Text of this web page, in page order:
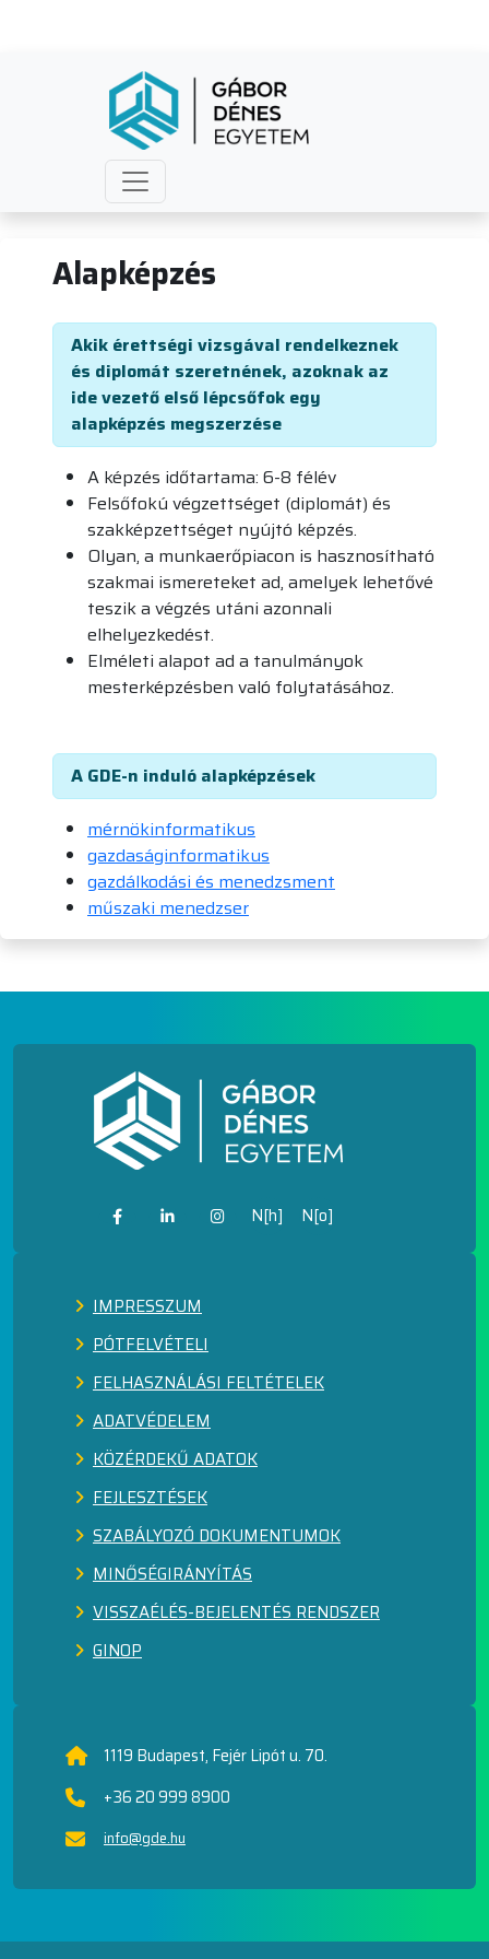
Alapképzés
Alapképzés
Akik érettségi vizsgával rendelkeznek
és diplomát szeretnének, azoknak az
ide vezető első lépcsőfok egy
alapképzés megszerzése
A képzés időtartama: 6-8 félév
Felsőfokú végzettséget (diplomát) és
szakképzettséget nyújtó képzés.
Olyan, a munkaerőpiacon is hasznosítható
szakmai ismereteket ad, amelyek lehetővé
teszik a végzés utáni azonnali
elhelyezkedést.
Elméleti alapot ad a tanulmányok
mesterképzésben való folytatásához.
A GDE-n induló alapképzések
mérnökinformatikus
gazdaságinformatikus
gazdálkodási és menedzsment
műszaki menedzser
N[h] N[o]
IMPRESSZUM
PÓTFELVÉTELI
FELHASZNÁLÁSI FELTÉTELEK
ADATVÉDELEM
KÖZÉRDEKŰ ADATOK
FEJLESZTÉSEK
SZABÁLYOZÓ DOKUMENTUMOK
MINŐSÉGIRÁNYÍTÁS
VISSZAÉLÉS-BEJELENTÉS RENDSZER
GINOP
1119 Budapest, Fejér Lipót u. 70.
+36 20 999 8900
info@gde.hu